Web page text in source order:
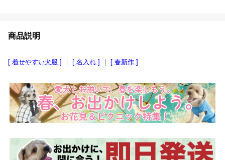
商品説明
[ 着せやすい犬服 ] ｜ [ 名入れ ] ｜ [ 春新作 ]